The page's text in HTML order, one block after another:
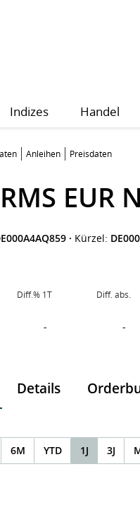
Indizes Handel
Anleihen Preisdaten
EUR
· Kürzel:
Diff.% 1T Diff. abs.
- -
Details
6M YTD 1J 3J